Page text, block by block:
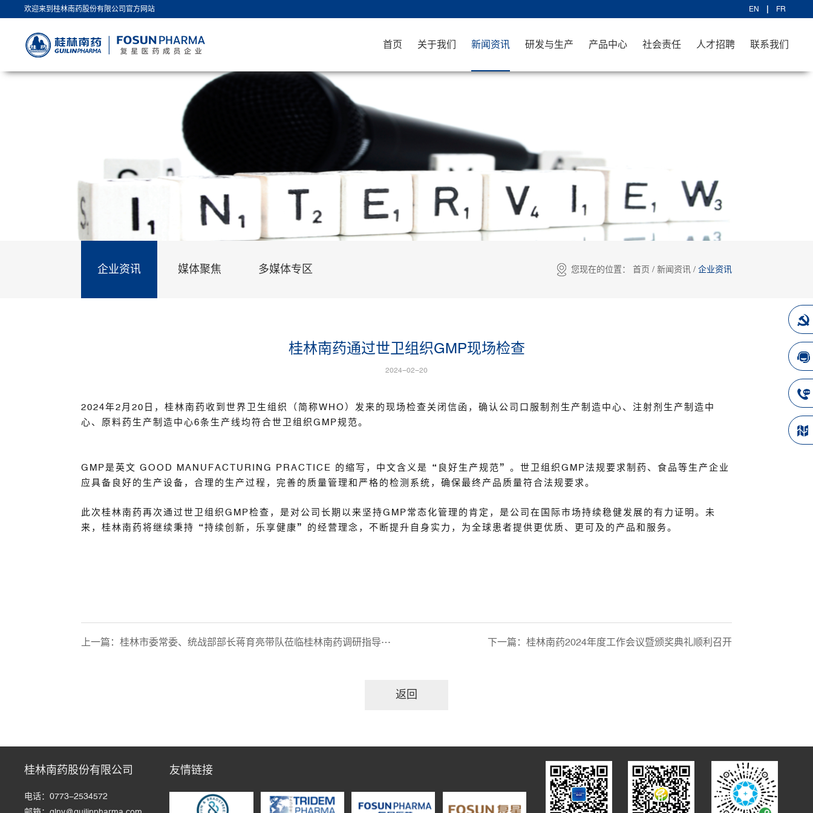
欢迎来到桂林南药股份有限公司官方网站 EN FR
首页 关于我们 新闻资讯 研发与生产 产品中心 社会责任 人才招聘 联系我们
企业资讯 媒体聚焦 多媒体专区 您现在的位置： 首页 / 新闻资讯 / 企业资讯
桂林南药通过世卫组织GMP现场检查
2024-02-20
2024年2月20日，桂林南药收到世界卫生组织（简称WHO）发来的现场检查关闭信函，确认公司口服制剂生产制造中心、注射剂生产制造中
心、原料药生产制造中心6条生产线均符合世卫组织GMP规范。
GMP是英文 GOOD MANUFACTURING PRACTICE 的缩写，中文含义是“良好生产规范”。世卫组织GMP法规要求制药、食品等生产企业
应具备良好的生产设备，合理的生产过程，完善的质量管理和严格的检测系统，确保最终产品质量符合法规要求。
此次桂林南药再次通过世卫组织GMP检查，是对公司长期以来坚持GMP常态化管理的肯定，是公司在国际市场持续稳健发展的有力证明。未
来，桂林南药将继续秉持“持续创新，乐享健康”的经营理念，不断提升自身实力，为全球患者提供更优质、更可及的产品和服务。
上一篇：桂林市委常委、统战部部长蒋育亮带队莅临桂林南药调研指导工作 下一篇： 桂林南药2024年度工作会议暨颁奖典礼顺利召开
返回
桂林南药股份有限公司
电话：0773-2534572
友情链接